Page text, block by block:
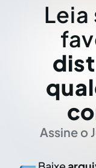
Assine o